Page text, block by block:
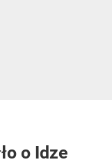
o Idze